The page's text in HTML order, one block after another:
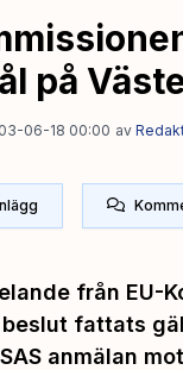
på
06-18 00:00 av
från EU-
beslut fattats
anmälan